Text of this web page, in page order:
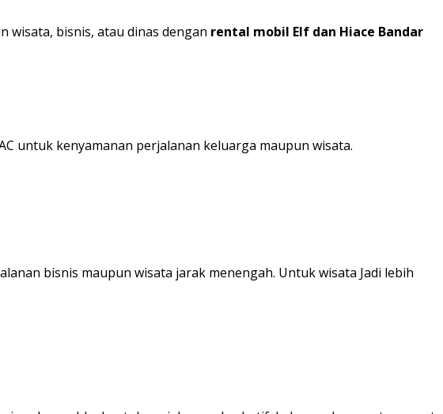
wisata, bisnis, atau dinas dengan rental mobil Elf dan Hiace Bandar
untuk kenyamanan perjalanan keluarga maupun wisata.​
bisnis maupun wisata jarak menengah. Untuk wisata Jadi lebih